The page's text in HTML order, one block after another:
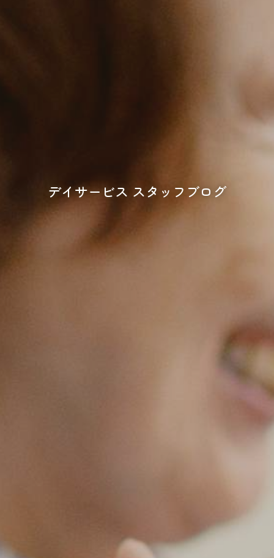
デイサービス スタッフブログ